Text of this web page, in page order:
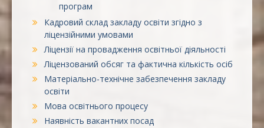
програм
Кадровий склад закладу освіти згідно з
ліцензійними умовами
Ліцензії на провадження освітньої діяльності
Ліцензований обсяг та фактична кількість осіб
Матеріально-технічне забезпечення закладу
освіти
Мова освітнього процесу
Наявність вакантних посад